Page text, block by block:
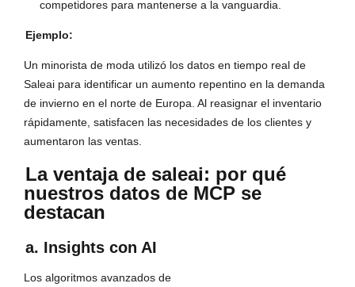
competidores para mantenerse a la vanguardia.
Ejemplo:
Un minorista de moda utilizó los datos en tiempo real de
Saleai para identificar un aumento repentino en la demanda
de invierno en el norte de Europa. Al reasignar el inventario
rápidamente, satisfacen las necesidades de los clientes y
aumentaron las ventas.
La ventaja de saleai: por qué
nuestros datos de MCP se
destacan
a. Insights con AI
Los algoritmos avanzados de